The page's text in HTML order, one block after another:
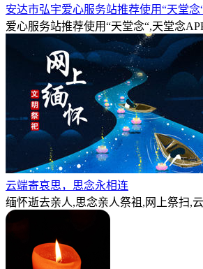
安达市弘宇爱心服务站推荐使用“天堂念
爱心服务站推荐使用“天堂念“,天堂念
云端寄哀思，思念永相连
缅怀逝去亲人,思念亲人祭祖,网上祭扫,